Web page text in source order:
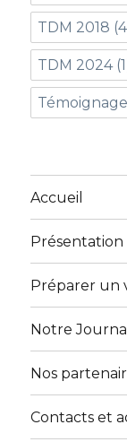
TDM 2018
TDM 2024
Accueil
Présentation
Préparer un
Notre Journal
Nos
Contacts et